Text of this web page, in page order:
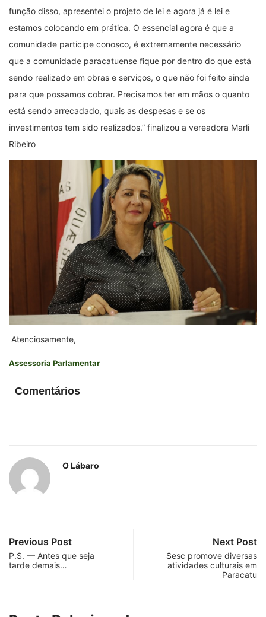
função disso, apresentei o projeto de lei e agora já é lei e
estamos colocando em prática. O essencial agora é que a
comunidade participe conosco, é extremamente necessário
que a comunidade paracatuense fique por dentro do que está
sendo realizado em obras e serviços, o que não foi feito ainda
para que possamos cobrar. Precisamos ter em mãos o quanto
está sendo arrecadado, quais as despesas e se os
investimentos tem sido realizados.” finalizou a vereadora Marli
Ribeiro
Atenciosamente,
Assessoria Parlamentar
Comentários
O Lábaro
Previous Post
P.S. — Antes que seja
tarde demais…
Next Post
Sesc promove diversas
atividades culturais em
Paracatu